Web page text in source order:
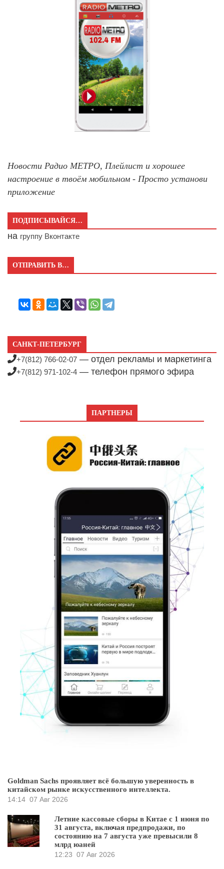
Новости Радио МЕТРО, Плейлист и хорошее
настроение в твоём мобильном - Просто установи
приложение
ПОДПИСЫВАЙСЯ…
на группу Вконтакте
ОТПРАВИТЬ В…
САНКТ-ПЕТЕРБУРГ
+7(812) 766-02-07 — отдел рекламы и маркетинга
+7(812) 971-102-4 — телефон прямого эфира
ПАРТНЕРЫ
Goldman Sachs проявляет всё большую уверенность в
китайском рынке искусственного интеллекта.
14:14 07 Авг 2026
Летние кассовые сборы в Китае с 1 июня по
31 августа, включая предпродажи, по
состоянию на 7 августа уже превысили 8
млрд юаней
12:23 07 Авг 2026